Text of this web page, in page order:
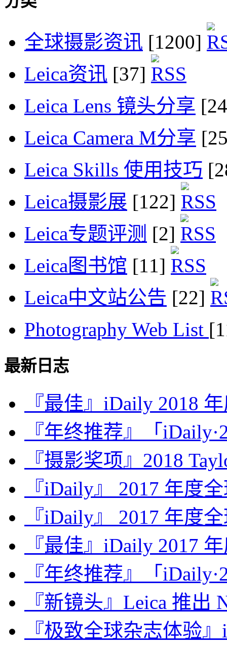
全球摄影资讯 [1200]
Leica资讯 [37]
Leica Lens 镜头分享
Leica Camera M分享
Leica Skills 使用技巧
Leica摄影展 [122]
Leica专题评测 [2]
Leica图书馆 [11]
Leica中文站公告 [22]
Photography Web List
最新日志
『最佳』iDaily 2018
『年终推荐』「
『摄影奖项』2018
『iDaily』 2017 年度
『iDaily』 2017 年度
『最佳』iDaily 2017
『年终推荐』「
『新镜头』Leica 推出
『极致全球杂志体验